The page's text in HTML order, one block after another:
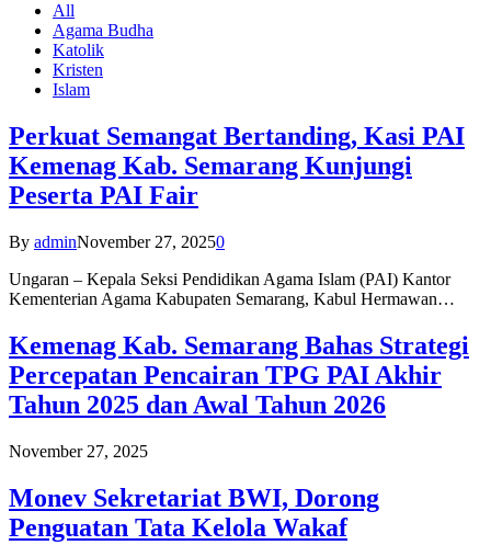
All
Agama Budha
Katolik
Kristen
Islam
Perkuat Semangat Bertanding, Kasi PAI
Kemenag Kab. Semarang Kunjungi
Peserta PAI Fair
By adminNovember 27, 20250
Ungaran – Kepala Seksi Pendidikan Agama Islam (PAI) Kantor
Kementerian Agama Kabupaten Semarang, Kabul Hermawan…
Kemenag Kab. Semarang Bahas Strategi
Percepatan Pencairan TPG PAI Akhir
Tahun 2025 dan Awal Tahun 2026
November 27, 2025
Monev Sekretariat BWI, Dorong
Penguatan Tata Kelola Wakaf